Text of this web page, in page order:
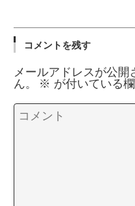
コメントを残す
メールアドレスが公
ん。
※ が付いている